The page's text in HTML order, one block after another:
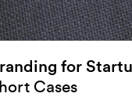
for
Cases